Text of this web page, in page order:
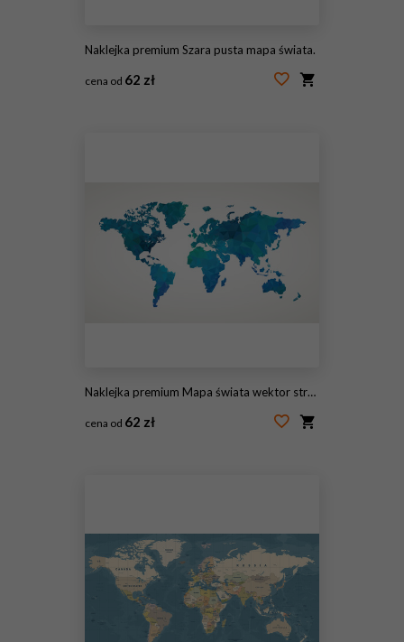
Naklejka premium Szara pusta mapa świata.
cena od 62 zł
Naklejka premium Mapa świata wektor streszczenie ilustracja wzór
cena od 62 zł